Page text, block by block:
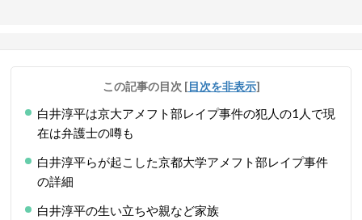
この記事の目次 [目次を非表示]
白井淳平は京大アメフト部レイプ事件の犯人の1人で現
在は弁護士の噂も
白井淳平らが起こした京都大学アメフト部レイプ事件
の詳細
白井淳平の生い立ちや親など家族